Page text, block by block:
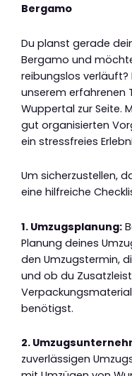
Bergamo
Du planst gerade
Bergamo und
reibungslos verläuft?
unserem erfahrenen
Wuppertal zur Seite.
gut organisierten
ein stressfreies
Um sicherzustellen,
eine hilfreiche
1. Umzugsplanung:
Planung deines
den Umzugstermin,
und ob du
benötigst.
2.
zuverlässigen